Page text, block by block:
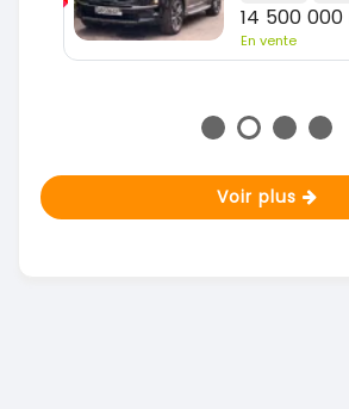
14 500 000
En vente
Voir plus